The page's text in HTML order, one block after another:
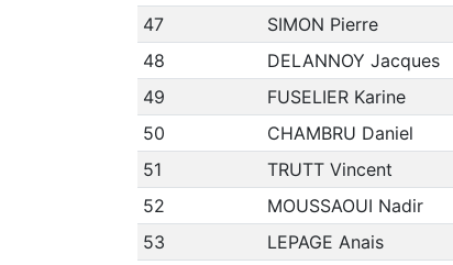
47
SIMON Pierre
48
DELANNOY Jacques
49
FUSELIER Karine
50
CHAMBRU Daniel
51
TRUTT Vincent
52
MOUSSAOUI Nadir
53
LEPAGE Anais